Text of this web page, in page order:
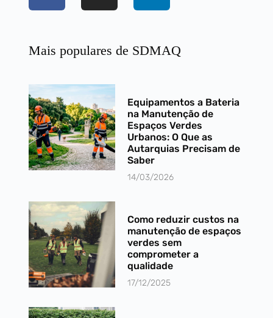
Mais populares de SDMAQ​
Equipamentos a Bateria
na Manutenção de
Espaços Verdes
Urbanos: O Que as
Autarquias Precisam de
Saber
14/03/2026
Como reduzir custos na
manutenção de espaços
verdes sem
comprometer a
qualidade
17/12/2025